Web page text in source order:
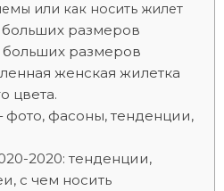
или как носить жилет
размеров
размеров
женская жилетка
цвета.
фасоны, тенденции,
2020: тенденции,
с чем носить